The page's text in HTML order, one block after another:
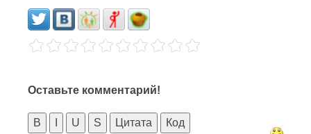
Оставьте комментарий!
B U S Цитата Код